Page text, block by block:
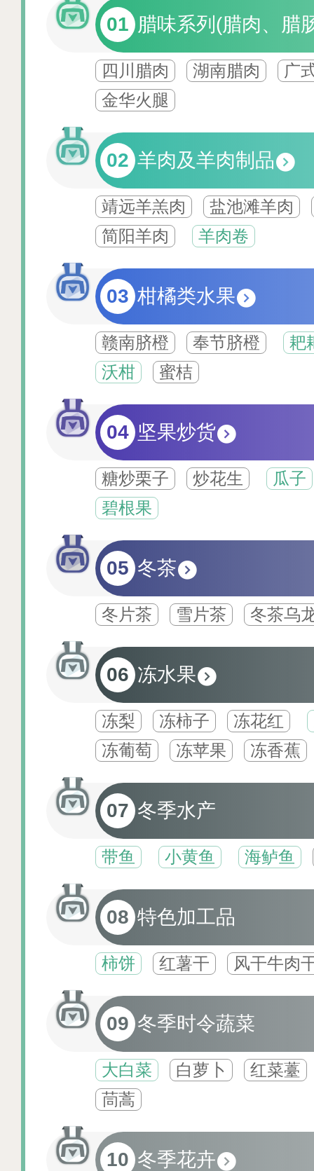
01 腊味系列(腊肉、腊
四川腊肉 湖南腊肉
广
金华火腿
02 羊肉及羊肉制品
靖远羊羔肉
盐池滩羊肉
简阳羊肉
羊肉卷
03 柑橘类水果
赣南脐橙 奉节脐橙
耙
沃柑
蜜桔
04 坚果炒货
糖炒栗子 炒花生
瓜子
碧根果
05 冬茶
冬片茶 雪片茶 冬茶乌
06 冻水果
冻梨 冻柿子 冻花红
冻葡萄
冻苹果 冻香蕉
07 冬季水产
带鱼 小黄鱼 海鲈鱼
08 特色加工品
柿饼 红薯干 风干牛肉
09 冬季时令蔬菜
大白菜 白萝卜
红菜薹
茼蒿
10 冬季花卉